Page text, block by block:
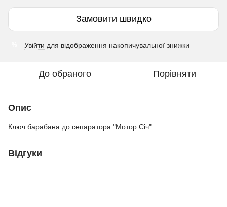
Замовити швидко
Увійти для відображення накопичувальної знижки
До обраного Порівняти
Опис
Ключ барабана до сепаратора "Мотор Січ"
Відгуки